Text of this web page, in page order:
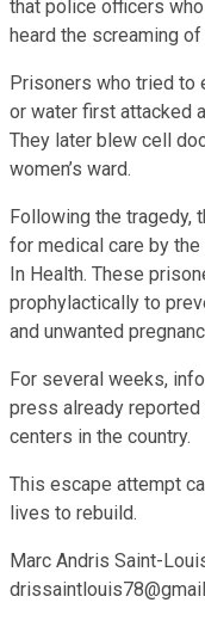
that police officers
heard the screaming
Prisoners who tried to
or water first attacked
They later blew cell
women’s ward.
Following the tragedy,
for medical care by
In Health. These
prophylactically to
and unwanted
For several weeks,
press already
centers in the country.
This escape attempt
lives to rebuild.
Marc Andris Saint-